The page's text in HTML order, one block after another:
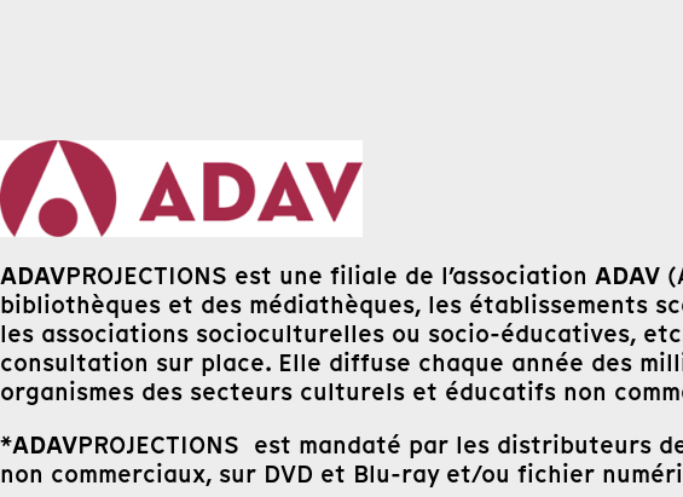
ADAVPROJECTIONS est une filiale de l’association ADAV
bibliothèques et des médiathèques, les établissements
les associations socioculturelles ou socio-éducatives,
consultation sur place. Elle diffuse chaque année des
organismes des secteurs culturels et éducatifs non
*ADAVPROJECTIONS est mandaté par les
non commerciaux, sur DVD et Blu-ray et/ou fichier